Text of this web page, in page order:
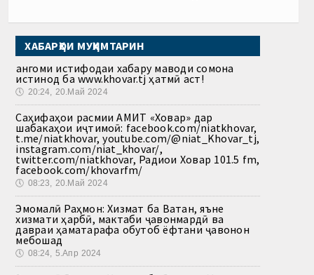
ХАБАРҲОИ МУҲИМТАРИН
Ҳангоми истифодаи хабару маводи сомона
истинод ба www.khovar.tj ҳатмӣ аст!
🕔 20:24, 20.Май 2024
Саҳифаҳои расмии АМИТ «Ховар» дар
шабакаҳои иҷтимоӣ: facebook.com/niatkhovar,
t.me/niatkhovar, youtube.com/@niat_Khovar_tj,
instagram.com/niat_khovar/,
twitter.com/niatkhovar, Радиои Ховар 101.5 fm,
facebook.com/khovarfm/
🕔 08:23, 20.Май 2024
Эмомалӣ Раҳмон: Хизмат ба Ватан, яъне
хизмати ҳарбӣ, мактаби ҷавонмардӣ ва
давраи ҳаматарафа обутоб ёфтани ҷавонон
мебошад
🕔 08:24, 5.Апр 2024